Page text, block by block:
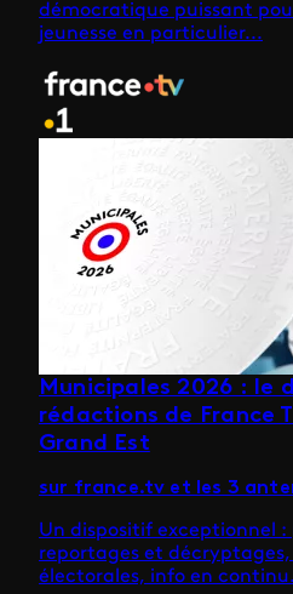
démocratique puissant
jeunesse en particulier...
Municipales 2026 : le
rédactions de France
Grand Est
sur france.tv et les 3
Un dispositif exceptionnel
reportages et
électorales, info en